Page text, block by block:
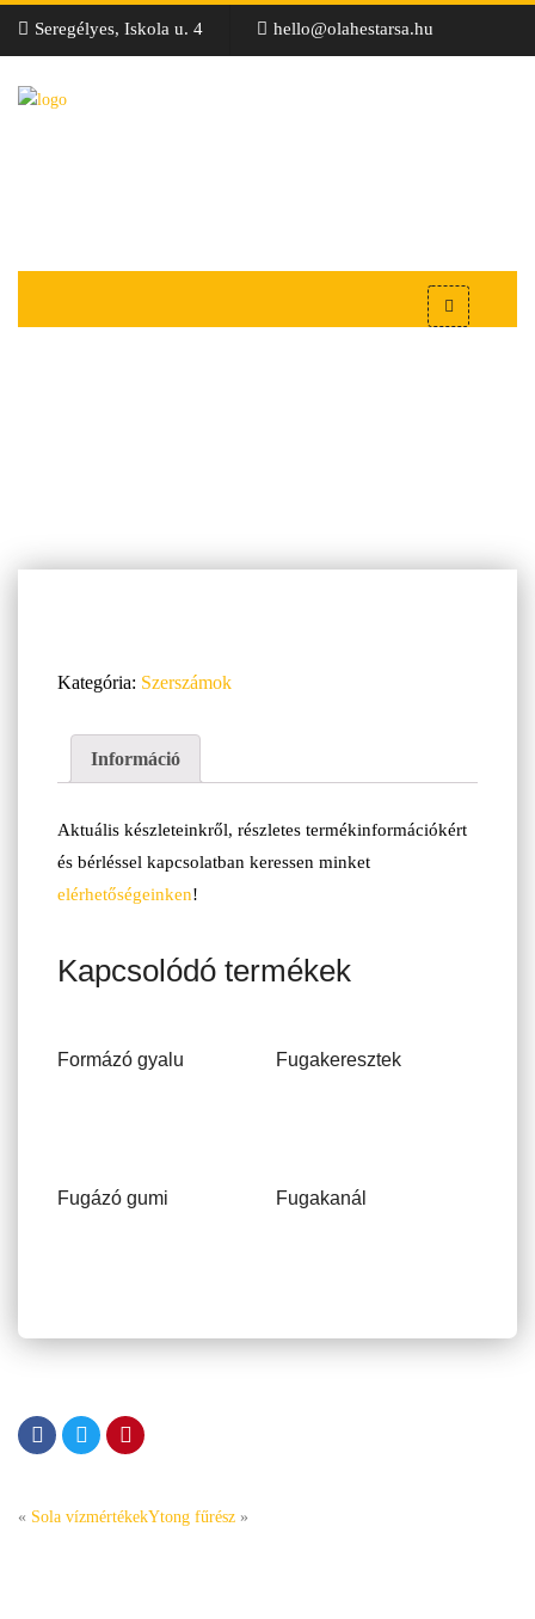
Seregélyes, Iskola u. 4 hello@olahestarsa.hu
Kategória: Szerszámok
Információ
Aktuális készleteinkről, részletes termékinformációkért
és bérléssel kapcsolatban keressen minket
elérhetőségeinken!
Kapcsolódó termékek
Formázó gyalu Fugakeresztek
Fugázó gumi Fugakanál
« Sola vízmértékekYtong fűrész »